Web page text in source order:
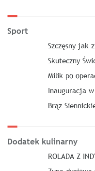
Sport
Szczęsny jak
Skuteczny
Milik po
Inauguracja
Brąz
Dodatek kulinarny
ROLADA Z